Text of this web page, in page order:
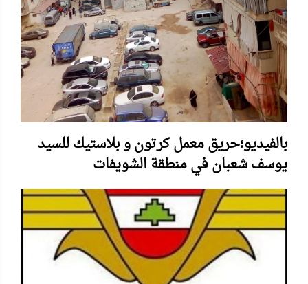
بالفيديو؛حريق معمل كرتون و بلاستيك للسيد
يوسف شعبان في منطقة الشويفات